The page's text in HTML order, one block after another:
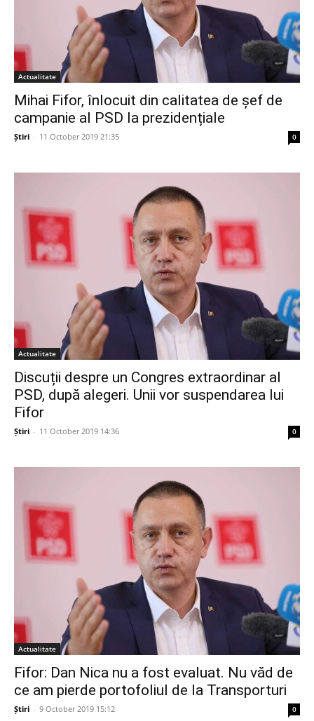
Actualitate
Mihai Fifor, înlocuit din calitatea de șef de
campanie al PSD la prezidențiale
Știri - 11 October 2019 21:35 0
Actualitate
Discuții despre un Congres extraordinar al
PSD, după alegeri. Unii vor suspendarea lui
Fifor
Știri - 11 October 2019 14:36 0
Actualitate
Fifor: Dan Nica nu a fost evaluat. Nu văd de
ce am pierde portofoliul de la Transporturi
Știri - 9 October 2019 15:12 0